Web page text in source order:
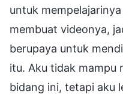
untuk
membuat videonya,
berupaya untuk
itu. Aku tidak mampu
bidang ini, tetapi aku